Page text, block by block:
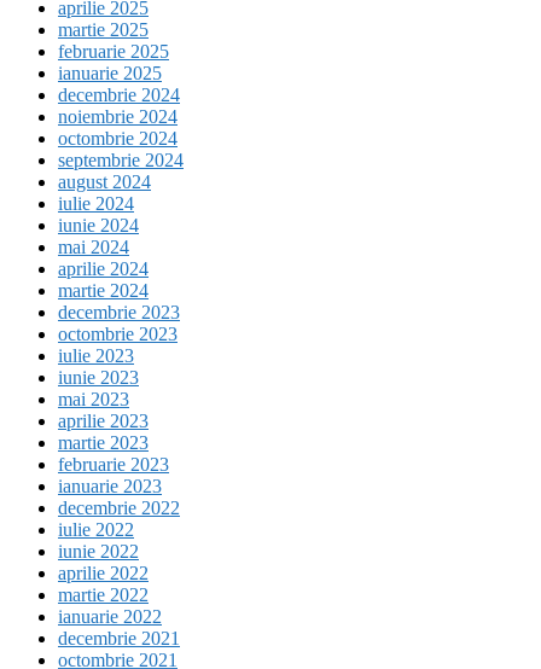
aprilie 2025
martie 2025
februarie 2025
ianuarie 2025
decembrie 2024
noiembrie 2024
octombrie 2024
septembrie 2024
august 2024
iulie 2024
iunie 2024
mai 2024
aprilie 2024
martie 2024
decembrie 2023
octombrie 2023
iulie 2023
iunie 2023
mai 2023
aprilie 2023
martie 2023
februarie 2023
ianuarie 2023
decembrie 2022
iulie 2022
iunie 2022
aprilie 2022
martie 2022
ianuarie 2022
decembrie 2021
octombrie 2021